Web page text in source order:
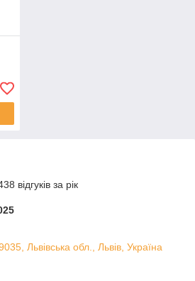
відгуків за рік
Львівська обл., Львів, Україна